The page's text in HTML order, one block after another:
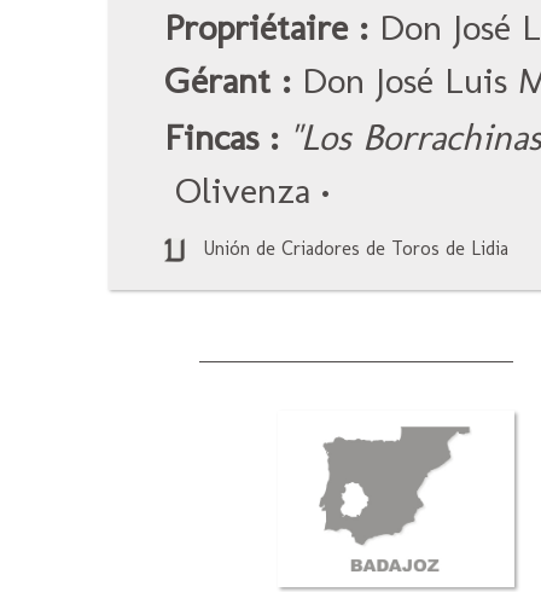
Propriétaire : Don José
Gérant : Don José Luis
Fincas : "Los
Olivenza •
Unión de Criadores de Toros de Lidia